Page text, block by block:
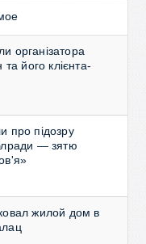
організатора
його клієнта-
про підозру
— зятю
жилой дом в